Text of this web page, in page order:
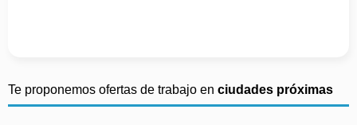
Te proponemos ofertas de trabajo en ciudades próximas